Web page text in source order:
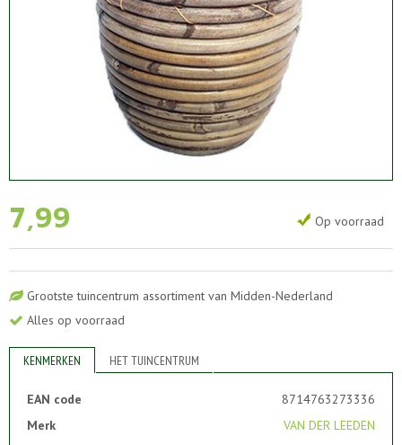
7,99 Op voorraad
Grootste tuincentrum assortiment van Midden-Nederland
Alles op voorraad
KENMERKEN HET TUINCENTRUM
EAN code
8714763273336
Merk
VAN DER LEEDEN